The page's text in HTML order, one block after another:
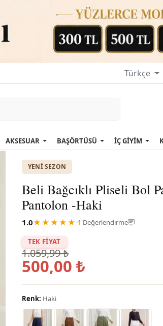
Türkçe
AKSESUAR BAŞÖRTÜSÜ İÇ GİYİM
YENI SEZON
Beli Bağcıklı Pliseli Bol
Pantolon -Haki
1.0★★★★★ ·1 Değerlendirme
TEK FİYAT
1.059,99 ₺
500,00 ₺
Renk: Haki